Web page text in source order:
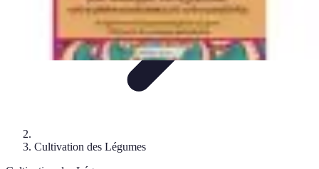
Cultivation des Légumes